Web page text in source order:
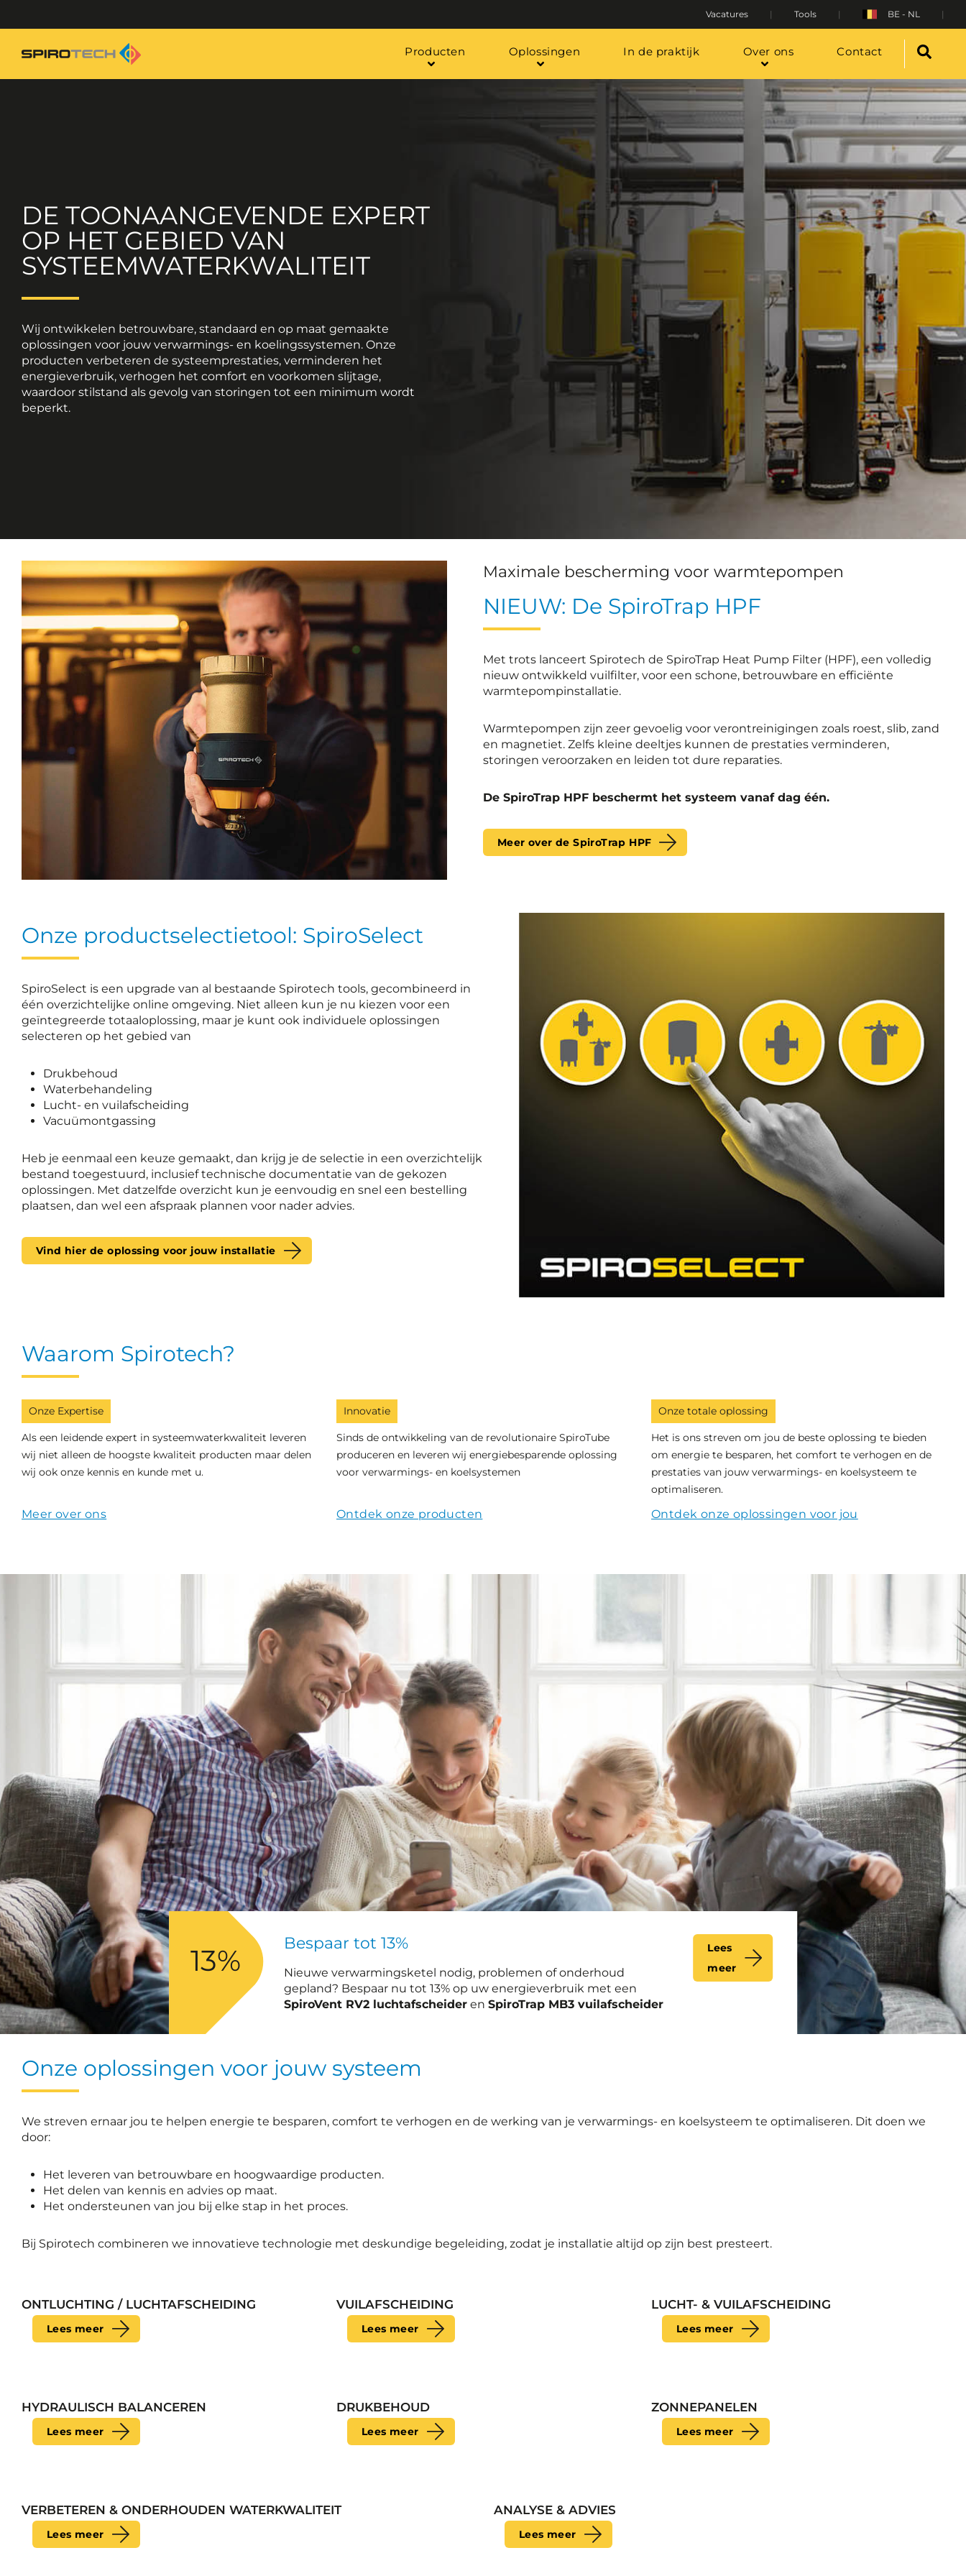
Vacatures Tools BE - NL
Producten Oplossingen In de praktijk Over ons Contact
DE TOONAANGEVENDE EXPERT
OP HET GEBIED VAN
SYSTEEMWATERKWALITEIT
Wij ontwikkelen betrouwbare, standaard en op maat gemaakte
oplossingen voor jouw verwarmings- en koelingssystemen. Onze
producten verbeteren de systeemprestaties, verminderen het
energieverbruik, verhogen het comfort en voorkomen slijtage,
waardoor stilstand als gevolg van storingen tot een minimum wordt
beperkt.
Maximale bescherming voor warmtepompen
NIEUW: De SpiroTrap HPF
Met trots lanceert Spirotech de SpiroTrap Heat Pump Filter (HPF), een volledig
nieuw ontwikkeld vuilfilter, voor een schone, betrouwbare en efficiënte
warmtepompinstallatie.
Warmtepompen zijn zeer gevoelig voor verontreinigingen zoals roest, slib, zand
en magnetiet. Zelfs kleine deeltjes kunnen de prestaties verminderen,
storingen veroorzaken en leiden tot dure reparaties.
De SpiroTrap HPF beschermt het systeem vanaf dag één.
Meer over de SpiroTrap HPF
Onze productselectietool: SpiroSelect
SpiroSelect is een upgrade van al bestaande Spirotech tools, gecombineerd in
één overzichtelijke online omgeving. Niet alleen kun je nu kiezen voor een
geïntegreerde totaaloplossing, maar je kunt ook individuele oplossingen
selecteren op het gebied van
Drukbehoud
Waterbehandeling
Lucht- en vuilafscheiding
Vacuümontgassing
Heb je eenmaal een keuze gemaakt, dan krijg je de selectie in een overzichtelijk
bestand toegestuurd, inclusief technische documentatie van de gekozen
oplossingen. Met datzelfde overzicht kun je eenvoudig en snel een bestelling
plaatsen, dan wel een afspraak plannen voor nader advies.
Vind hier de oplossing voor jouw installatie
Waarom Spirotech?
Onze Expertise
Als een leidende expert in systeemwaterkwaliteit leveren
wij niet alleen de hoogste kwaliteit producten maar delen
wij ook onze kennis en kunde met u.
Meer over ons
Innovatie
Sinds de ontwikkeling van de revolutionaire SpiroTube
produceren en leveren wij energiebesparende oplossing
voor verwarmings- en koelsystemen
Ontdek onze producten
Onze totale oplossing
Het is ons streven om jou de beste oplossing te bieden
om energie te besparen, het comfort te verhogen en de
prestaties van jouw verwarmings- en koelsysteem te
optimaliseren.
Ontdek onze oplossingen voor jou
13% Bespaar tot 13%
Nieuwe verwarmingsketel nodig, problemen of onderhoud
gepland? Bespaar nu tot 13% op uw energieverbruik met een
SpiroVent RV2 luchtafscheider enSpiroTrap MB3 vuilafscheider
Lees
meer
Onze oplossingen voor jouw systeem
We streven ernaar jou te helpen energie te besparen, comfort te verhogen en de werking van je verwarmings- en koelsysteem te optimaliseren. Dit doen we
door:
Het leveren van betrouwbare en hoogwaardige producten.
Het delen van kennis en advies op maat.
Het ondersteunen van jou bij elke stap in het proces.
Bij Spirotech combineren we innovatieve technologie met deskundige begeleiding, zodat je installatie altijd op zijn best presteert.
ONTLUCHTING / LUCHTAFSCHEIDING
Lees meer
VUILAFSCHEIDING
Lees meer
LUCHT- & VUILAFSCHEIDING
Lees meer
HYDRAULISCH BALANCEREN
Lees meer
DRUKBEHOUD
Lees meer
ZONNEPANELEN
Lees meer
VERBETEREN & ONDERHOUDEN WATERKWALITEIT
Lees meer
ANALYSE & ADVIES
Lees meer